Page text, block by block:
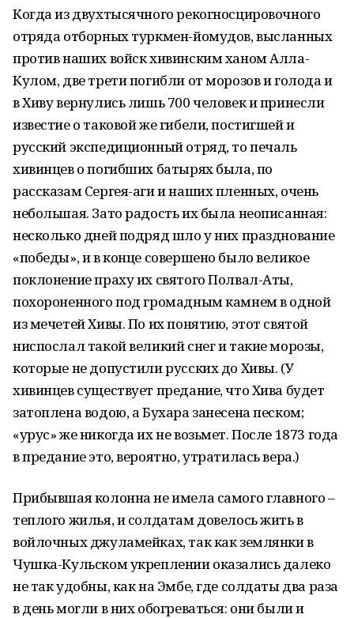
Когда из двухтысячного рекогносцировочного
отряда отборных туркмен-йомудов, высланных
против наших войск хивинским ханом Алла-
Кулом, две трети погибли от морозов и голода и
в Хиву вернулись лишь 700 человек и принесли
известие о таковой же гибели, постигшей и
русский экспедиционный отряд, то печаль
хивинцев о погибших батырях была, по
рассказам Сергея-аги и наших пленных, очень
небольшая. Зато радость их была неописанная:
несколько дней подряд шло у них празднование
«победы», и в конце совершено было великое
поклонение праху их святого Полвал-Аты,
похороненного под громадным камнем в одной
из мечетей Хивы. По их понятию, этот святой
ниспослал такой великий снег и такие морозы,
которые не допустили русских до Хивы. (У
хивинцев существует предание, что Хива будет
затоплена водою, а Бухара занесена песком;
«урус» же никогда их не возьмет. После 1873 года
в предание это, вероятно, утратилась вера.)
Прибывшая колонна не имела самого главного –
теплого жилья, и солдатам довелось жить в
войлочных джуламейках, так как землянки в
Чушка-Кульском укреплении оказались далеко
не так удобны, как на Эмбе, где солдаты два раза
в день могли в них обогреваться: они были и